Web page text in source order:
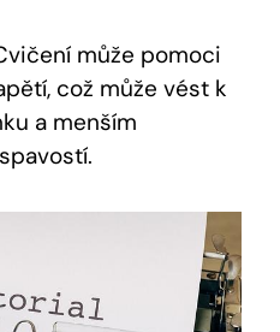
může pomoci
což může vést k
a menším